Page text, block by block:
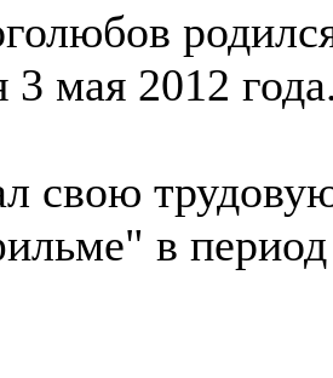
3 мая 2012
свою
в период